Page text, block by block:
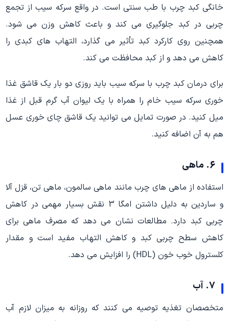
خانگی کبد چرب با طب سنتی است. در واقع سرکه سیب از تجمع
چربی در کبد جلوگیری می کند و باعث کاهش وزن می شود.
همچنین روی کارکرد کبد تأثیر می گذارد، التهاب های کبدی را
کاهش می دهد و از کبد محافظت می کند.
برای درمان کبد چرب با سرکه سیب باید روزی دو بار یک قاشق غذا
خوری سرکه سیب خام را همراه با یک لیوان آب گرم قبل از غذا
میل کنید. در صورت تمایل می توانید یک قاشق چای خوری عسل
هم به آن اضافه کنید.
6. ماهی
استفاده از ماهی های چرب مانند ماهی سالمون، ماهی تن، قزل آلا
و ساردین به دلیل داشتن امگا 3 نقش بسیار مهمی در کاهش
چربی کبد دارد. مطالعات نشان می دهد که مصرف ماهی برای
کاهش سطح چربی کبد و کاهش التهاب مفید است و مقدار
کلسترول خوب خون (HDL) را افزایش می دهد.
7. آب
متخصصان تغذیه توصیه می کنند که روزانه به میزان لازم آب